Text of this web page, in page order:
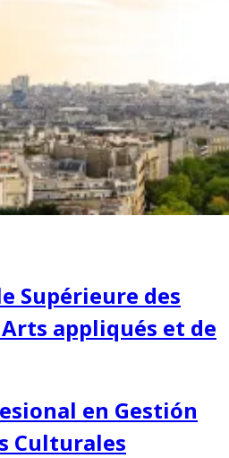
Supérieure des
appliqués et de
en Gestión
Culturales